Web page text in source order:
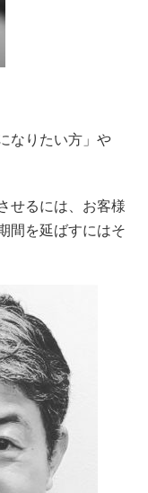
なりたい方」や
せるには、お客様
間を延ばすにはそ